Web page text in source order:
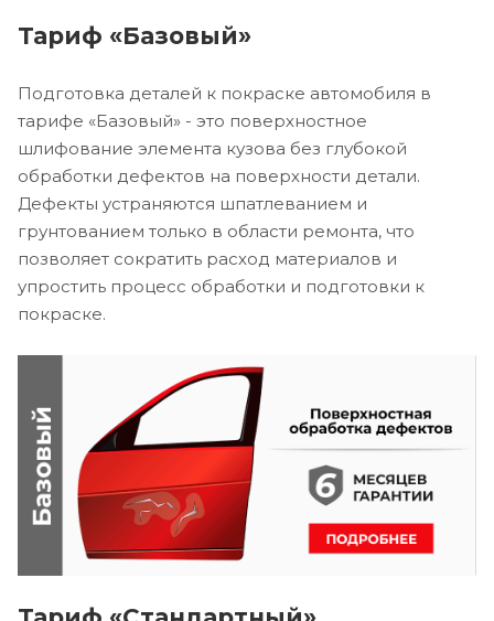
Тариф «Базовый»
Подготовка деталей к покраске автомобиля в
тарифе «Базовый» - это поверхностное
шлифование элемента кузова без глубокой
обработки дефектов на поверхности детали.
Дефекты устраняются шпатлеванием и
грунтованием только в области ремонта, что
позволяет сократить расход материалов и
упростить процесс обработки и подготовки к
покраске.